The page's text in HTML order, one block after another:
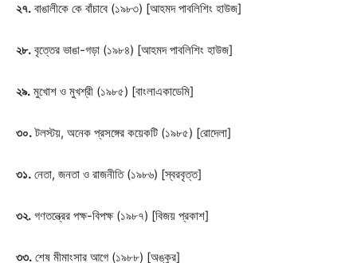
২৭. বাঙালীকে কে বাঁচাবে (১৯৮৩) [আহমদ পাবলিশিং হাউজ]
২৮. বৃত্তের ভাঙা-গড়া (১৯৮৪) [আহমদ পাবলিশিং হাউজ]
২৯. মুখোশ ও মুখশ্রী (১৯৮৫) [বাংলাএকাডেমি]
৩০.টলস্টয়, অনেক প্রসঙ্গের কয়েকটি (১৯৮৫) [রোদেলা]
৩১. নেতা, জনতা ও রাজনীতি (১৯৮৬) [স্বরবৃত্ত]
৩২. গণতন্ত্রের পক্ষ-বিপক্ষ (১৯৮৭) [বিজয় প্রকাশ]
৩৩. শেষ মীমাংসার আগে (১৯৮৮) [অঙ্কুর]